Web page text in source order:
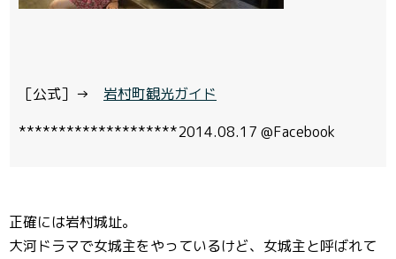
［公式］→ 岩村町観光ガイド
********************2014.08.17 @Facebook
正確には岩村城址。
大河ドラマで女城主をやっているけど、女城主と呼ばれて